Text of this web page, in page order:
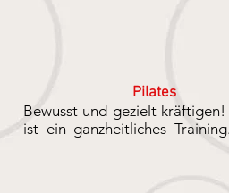
Pilates
Bewusst und gezielt
ist ein ganzheitliches
eine nachhaltig verbesserte
Stärkung der aufrichtenden